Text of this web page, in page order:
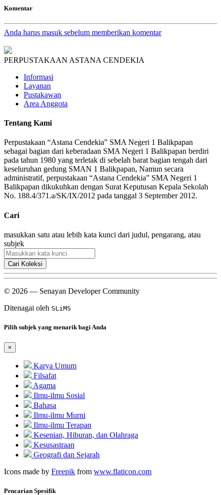
Komentar
Anda harus masuk sebelum memberikan komentar
PERPUSTAKAAN ASTANA CENDEKIA
Informasi
Layanan
Pustakawan
Area Anggota
Tentang Kami
Perpustakaan “Astana Cendekia” SMA Negeri 1 Balikpapan
sebagai bagian dari keberadaan SMA Negeri 1 Balikpapan berdiri
pada tahun 1980 yang terletak di sebelah barat bagian tengah dari
keseluruhan gedung SMAN 1 Balikpapan, Namun secara
administratif, perpustakaan “Astana Cendekia” SMA Negeri 1
Balikpapan dikukuhkan dengan Surat Keputusan Kepala Sekolah
No. 188.4/371.a/SK/IX/2012 pada tanggal 3 September 2012.
Cari
masukkan satu atau lebih kata kunci dari judul, pengarang, atau
subjek
Cari Koleksi
© 2026 — Senayan Developer Community
Ditenagai oleh SLiMS
Pilih subjek yang menarik bagi Anda
×
Karya Umum
Filsafat
Agama
Ilmu-ilmu Sosial
Bahasa
Ilmu-ilmu Murni
Ilmu-ilmu Terapan
Kesenian, Hiburan, dan Olahraga
Kesusastraan
Geografi dan Sejarah
Icons made by Freepik from www.flaticon.com
Pencarian Spesifik